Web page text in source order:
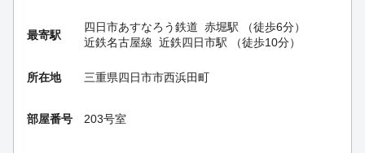
最寄駅
四日市あすなろう鉄道 赤堀駅 （徒歩6分）
近鉄名古屋線 近鉄四日市駅 （徒歩10分）
所在地 三重県四日市市西浜田町
部屋番号 203号室